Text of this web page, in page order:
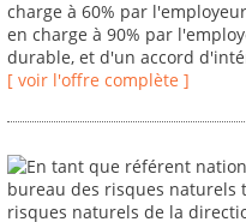
charge à 60% par
en charge à 90% par
durable, et d'un accord
[ voir l'offre complète ]